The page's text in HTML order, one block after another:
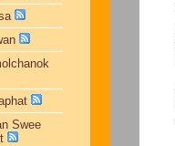
Swee